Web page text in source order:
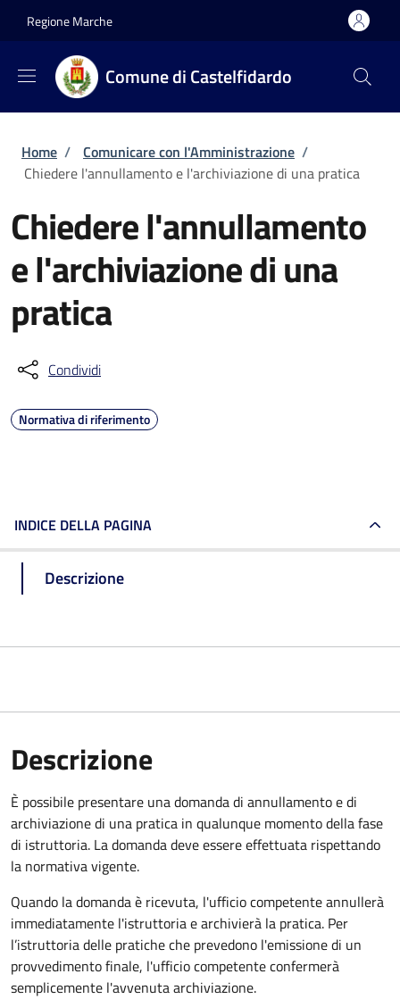
Regione Marche
Comune di Castelfidardo
Briciole di pane
Home / Comunicare con l'Amministrazione /
Chiedere l'annullamento e l'archiviazione di una pratica
Chiedere l'annullamento
e l'archiviazione di una
pratica
Condividi
Normativa di riferimento
INDICE DELLA PAGINA
Descrizione
Descrizione
È possibile presentare una domanda di annullamento e di
archiviazione di una pratica in qualunque momento della fase
di istruttoria. La domanda deve essere effettuata rispettando
la normativa vigente.
Quando la domanda è ricevuta, l'ufficio competente annullerà
immediatamente l'istruttoria e archivierà la pratica. Per
l’istruttoria delle pratiche che prevedono l'emissione di un
provvedimento finale, l'ufficio competente confermerà
semplicemente l'avvenuta archiviazione.